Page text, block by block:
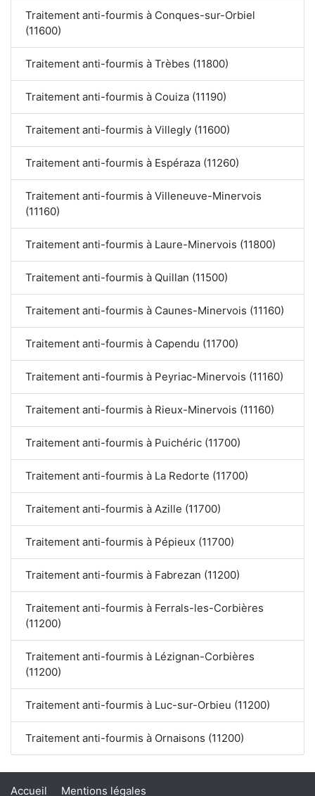
Traitement anti-fourmis à Conques-sur-Orbiel
(11600)
Traitement anti-fourmis à Trèbes (11800)
Traitement anti-fourmis à Couiza (11190)
Traitement anti-fourmis à Villegly (11600)
Traitement anti-fourmis à Espéraza (11260)
Traitement anti-fourmis à Villeneuve-Minervois
(11160)
Traitement anti-fourmis à Laure-Minervois (11800)
Traitement anti-fourmis à Quillan (11500)
Traitement anti-fourmis à Caunes-Minervois (11160)
Traitement anti-fourmis à Capendu (11700)
Traitement anti-fourmis à Peyriac-Minervois (11160)
Traitement anti-fourmis à Rieux-Minervois (11160)
Traitement anti-fourmis à Puichéric (11700)
Traitement anti-fourmis à La Redorte (11700)
Traitement anti-fourmis à Azille (11700)
Traitement anti-fourmis à Pépieux (11700)
Traitement anti-fourmis à Fabrezan (11200)
Traitement anti-fourmis à Ferrals-les-Corbières
(11200)
Traitement anti-fourmis à Lézignan-Corbières
(11200)
Traitement anti-fourmis à Luc-sur-Orbieu (11200)
Traitement anti-fourmis à Ornaisons (11200)
Accueil Mentions légales